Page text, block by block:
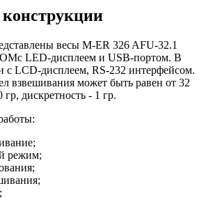
весы M-ER 326 AFU-32.1
LED-дисплеем и USB-портом. В
с LCD-дисплеем, RS-232 интерфейсом.
взвешивания может быть равен от 32
дискретность - 1 гр.
режим;